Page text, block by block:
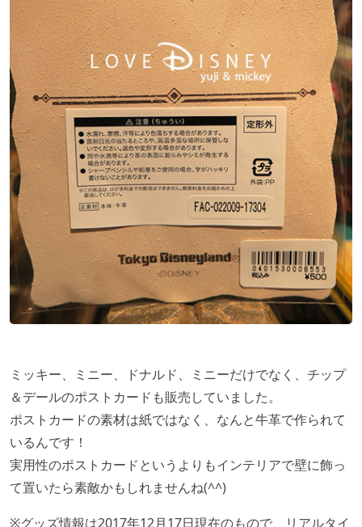
ミッキー、ミニー、ドナルド、ミニーだけでなく、チップ
＆デールのポストカードも販売していました。
ポストカードの素材は紙ではなく、なんと牛革で作られて
いるんです！
実用性のポストカードというよりもインテリアで壁に飾っ
て置いたら素敵かもしれませんね(^^)
※グッズ情報は2017年12月17日現在のもので、リアルタイ